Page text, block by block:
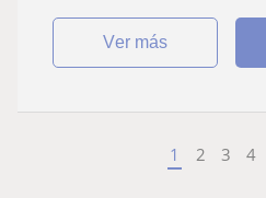
ver más
1 2 3 4